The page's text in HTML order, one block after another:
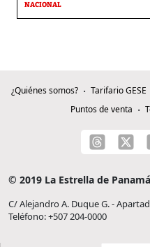
NACIONAL
¿Quiénes somos? Tarifario GESE
Puntos de venta
© 2019 La Estrella de Panamá
C/ Alejandro A. Duque G. -
Teléfono: +507 204-0000